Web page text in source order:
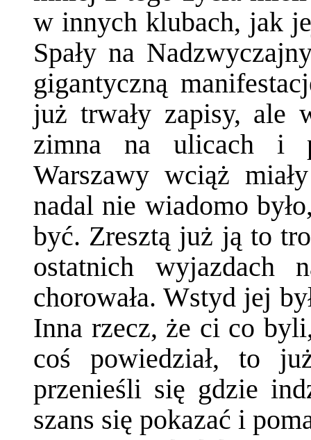
w innych klubach, jak
Spały na
gigantyczną
już trwały zapisy, ale
zimna na ulicach i
Warszawy wciąż
nadal nie wiadomo
być. Zresztą już ją to
ostatnich wyjazdach
chorowała. Wstyd jej
Inna rzecz, że ci co
coś powiedział, to
przenieśli się gdzie
szans się pokazać i